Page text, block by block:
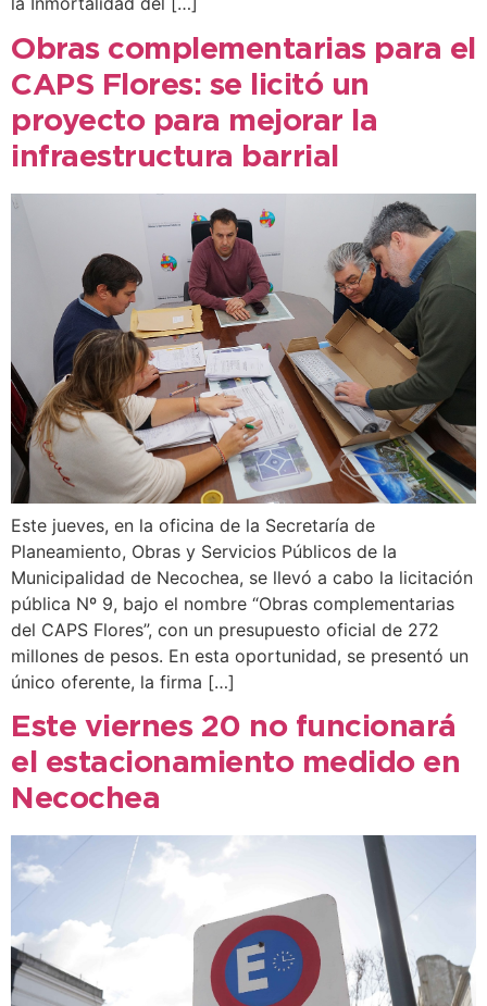
Obras complementarias para el
CAPS Flores: se licitó un
proyecto para mejorar la
infraestructura barrial
Este jueves, en la oficina de la Secretaría de
Planeamiento, Obras y Servicios Públicos de la
Municipalidad de Necochea, se llevó a cabo la licitación
pública Nº 9, bajo el nombre “Obras complementarias
del CAPS Flores”, con un presupuesto oficial de 272
millones de pesos. En esta oportunidad, se presentó un
único oferente, la firma […]
Este viernes 20 no funcionará
el estacionamiento medido en
Necochea